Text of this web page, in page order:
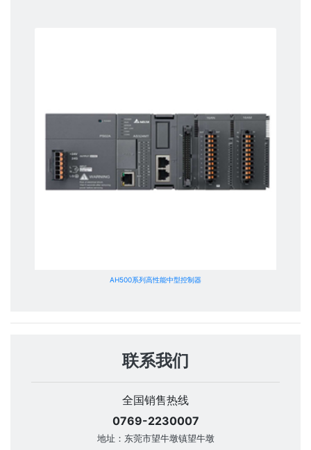
AH500系列高性能中型控制器
联系我们
全国销售热线
0769-2230007
地址：东莞市望牛墩镇望牛墩